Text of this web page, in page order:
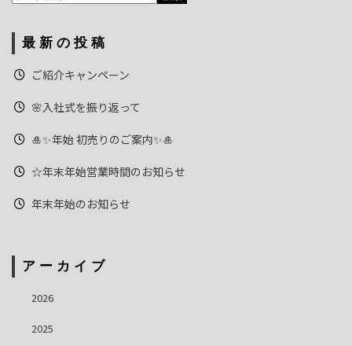
最新の投稿
ご紹介キャンペーン
🌸入社式を振り返って
🎍✨年始 初売りのご案内✨🎍
☆年末年始営業時間のお知らせ
年末年始のお知らせ
アーカイブ
2026
2025